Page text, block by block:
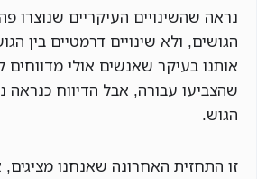
נראה שהשינויים העיקריים שנוצרו
הגושים, ולא שינויים דרמטיים בין
אותנו בעיקר שאנשים אולי מדווחים
שהצביעו עבורה, אבל הדיווח כנראה
הגוש.
זו התחזית האחרונה שאנחנו